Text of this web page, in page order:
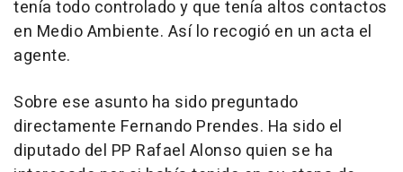
tenía todo controlado y que tenía altos contactos
en Medio Ambiente. Así lo recogió en un acta el
agente.
Sobre ese asunto ha sido preguntado
directamente Fernando Prendes. Ha sido el
diputado del PP Rafael Alonso quien se ha